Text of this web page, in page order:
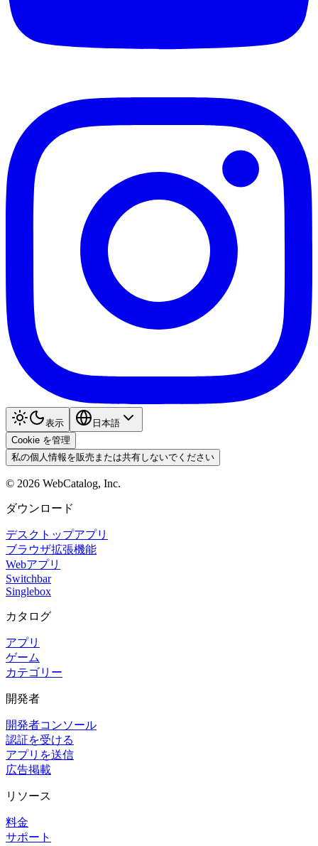
表示
日本語
Cookie を管理
私の個人情報を販売または共有しないでください
© 2026 WebCatalog, Inc.
ダウンロード
デスクトップアプリ
ブラウザ拡張機能
Webアプリ
Switchbar
Singlebox
カタログ
アプリ
ゲーム
カテゴリー
開発者
開発者コンソール
認証を受ける
アプリを送信
広告掲載
リソース
料金
サポート